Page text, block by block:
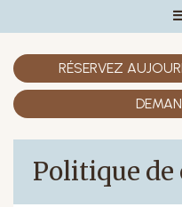
RÉSERVEZ
Politique